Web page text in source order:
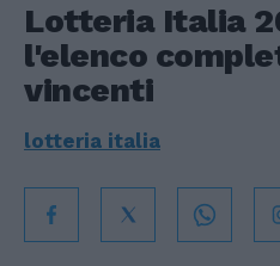
Lotteria Italia
l'elenco
vincenti
lotteria italia